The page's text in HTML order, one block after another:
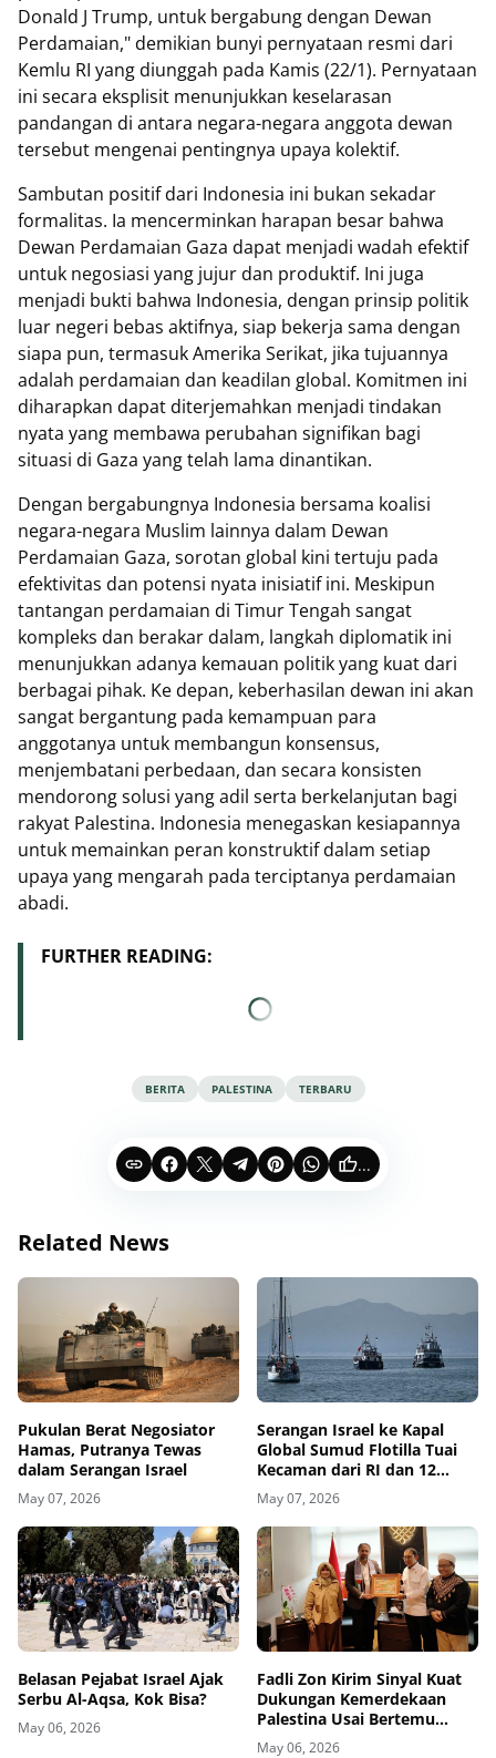
Donald J Trump, untuk bergabung dengan Dewan
Perdamaian," demikian bunyi pernyataan resmi dari
Kemlu RI yang diunggah pada Kamis (22/1). Pernyataan
ini secara eksplisit menunjukkan keselarasan
pandangan di antara negara-negara anggota dewan
tersebut mengenai pentingnya upaya kolektif.
Sambutan positif dari Indonesia ini bukan sekadar
formalitas. Ia mencerminkan harapan besar bahwa
Dewan Perdamaian Gaza dapat menjadi wadah efektif
untuk negosiasi yang jujur dan produktif. Ini juga
menjadi bukti bahwa Indonesia, dengan prinsip politik
luar negeri bebas aktifnya, siap bekerja sama dengan
siapa pun, termasuk Amerika Serikat, jika tujuannya
adalah perdamaian dan keadilan global. Komitmen ini
diharapkan dapat diterjemahkan menjadi tindakan
nyata yang membawa perubahan signifikan bagi
situasi di Gaza yang telah lama dinantikan.
Dengan bergabungnya Indonesia bersama koalisi
negara-negara Muslim lainnya dalam Dewan
Perdamaian Gaza, sorotan global kini tertuju pada
efektivitas dan potensi nyata inisiatif ini. Meskipun
tantangan perdamaian di Timur Tengah sangat
kompleks dan berakar dalam, langkah diplomatik ini
menunjukkan adanya kemauan politik yang kuat dari
berbagai pihak. Ke depan, keberhasilan dewan ini akan
sangat bergantung pada kemampuan para
anggotanya untuk membangun konsensus,
menjembatani perbedaan, dan secara konsisten
mendorong solusi yang adil serta berkelanjutan bagi
rakyat Palestina. Indonesia menegaskan kesiapannya
untuk memainkan peran konstruktif dalam setiap
upaya yang mengarah pada terciptanya perdamaian
abadi.
FURTHER READING:
BERITA PALESTINA TERBARU
...
Related News
Pukulan Berat Negosiator
Hamas, Putranya Tewas
dalam Serangan Israel
May 07, 2026
Serangan Israel ke Kapal
Global Sumud Flotilla Tuai
Kecaman dari RI dan 12
Negara
May 07, 2026
Belasan Pejabat Israel Ajak
Serbu Al-Aqsa, Kok Bisa?
May 06, 2026
Fadli Zon Kirim Sinyal Kuat
Dukungan Kemerdekaan
Palestina Usai Bertemu
Delegasi di Kemenbud
May 06, 2026